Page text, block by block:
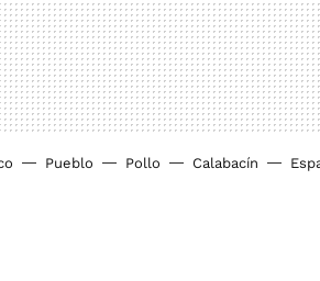
Pueblo Pollo Calabacín